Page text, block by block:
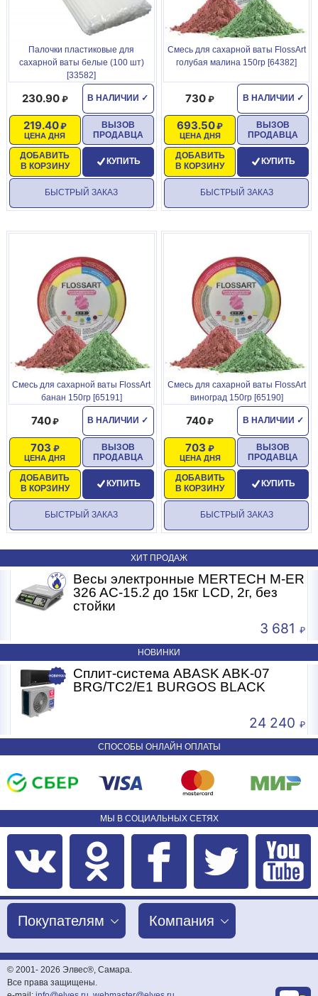
Палочки пластиковые для
сахарной ваты белые (100 шт)
[33582]
В НАЛИЧИИ ✓
230.90
ЦЕНА ДНЯ
219.40
ДОБАВИТЬ
В КОРЗИНУ
ВЫЗОВ
ПРОДАВЦА
КУПИТЬ
БЫСТРЫЙ ЗАКАЗ
Смесь для сахарной ваты FlossArt
голубая малина 150гр [64382]
В НАЛИЧИИ ✓
730
ЦЕНА ДНЯ
693.50
ДОБАВИТЬ
В КОРЗИНУ
ВЫЗОВ
ПРОДАВЦА
КУПИТЬ
БЫСТРЫЙ ЗАКАЗ
Смесь для сахарной ваты FlossArt
банан 150гр [65191]
В НАЛИЧИИ ✓
740
ЦЕНА ДНЯ
703
ДОБАВИТЬ
В КОРЗИНУ
ВЫЗОВ
ПРОДАВЦА
КУПИТЬ
БЫСТРЫЙ ЗАКАЗ
Смесь для сахарной ваты FlossArt
виноград 150гр [65190]
В НАЛИЧИИ ✓
740
ЦЕНА ДНЯ
703
ДОБАВИТЬ
В КОРЗИНУ
ВЫЗОВ
ПРОДАВЦА
КУПИТЬ
БЫСТРЫЙ ЗАКАЗ
ХИТ ПРОДАЖ
Весы электронные MERTECH M-ER
326 AC-15.2 до 15кг LCD, 2г, без
стойки
3 681
НОВИНКИ
Сплит-система ABASK ABK-07
BRG/TC2/E1 BURGOS BLACK
24 240
СПОСОБЫ ОНЛАЙН ОПЛАТЫ
МЫ В СОЦИАЛЬНЫХ СЕТЯХ
Покупателям Компания
© 2001- 2026 Элвес®, Самара.
Все права защищены.